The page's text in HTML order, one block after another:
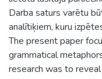
Darba saturs varētu
analītiķiem, kuru
The present paper
grammatical
research was to